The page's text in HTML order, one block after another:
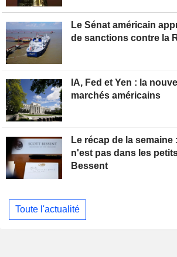
Le Sénat américain
de sanctions contre la
IA, Fed et Yen : la
marchés américains
Le récap de la semaine
n'est pas dans les
Bessent
Toute l'actualité